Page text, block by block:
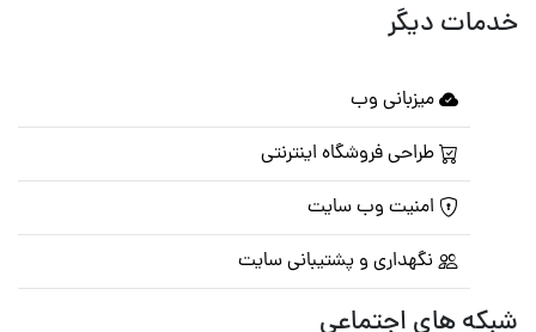
خدمات دیگر
میزبانی وب
طراحی فروشگاه اینترنتی
امنیت وب سایت
نگهداری و پشتیبانی سایت
شبکه های اجتماعی